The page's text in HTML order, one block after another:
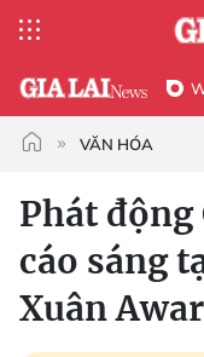
VĂN HÓA
Phát động
cáo sáng
Xuân